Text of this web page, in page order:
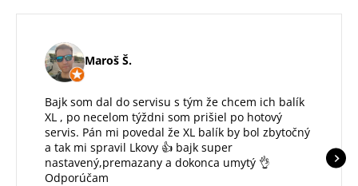
Maroš Š.
Bajk som dal do servisu s tým že chcem ich balík
XL , po necelom týždni som prišiel po hotový
servis. Pán mi povedal že XL balík by bol zbytočný
a tak mi spravil Lkovy 👍 bajk super
nastavený,premazany a dokonca umytý 👌
Odporúčam